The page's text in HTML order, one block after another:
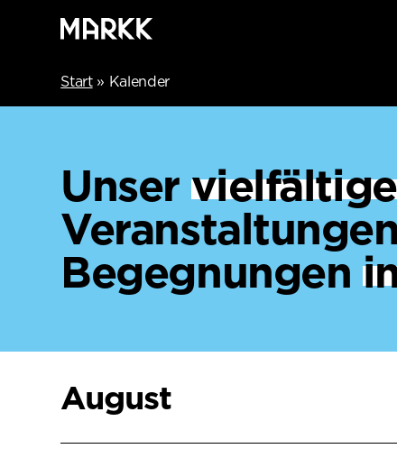
Start» Kalender
Unser
Begegnungen
August